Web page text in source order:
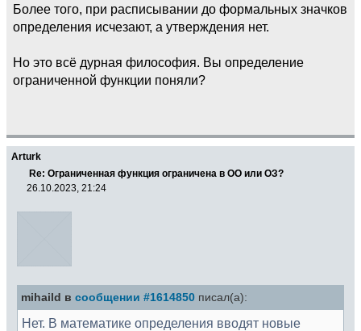
Более того, при расписывании до формальных значков
определения исчезают, а утверждения нет.
Но это всё дурная философия. Вы определение
ограниченной функции поняли?
Arturk
Re: Ограниченная функция ограничена в ОО или ОЗ?
26.10.2023, 21:24
mihaild в сообщении #1614850 писал(а):
Нет. В математике определения вводят новые